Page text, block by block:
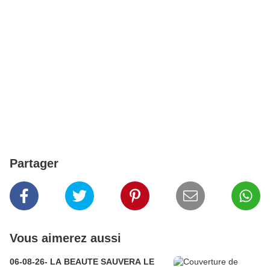
Partager
Vous aimerez aussi
06-08-26- LA BEAUTE SAUVERA LE